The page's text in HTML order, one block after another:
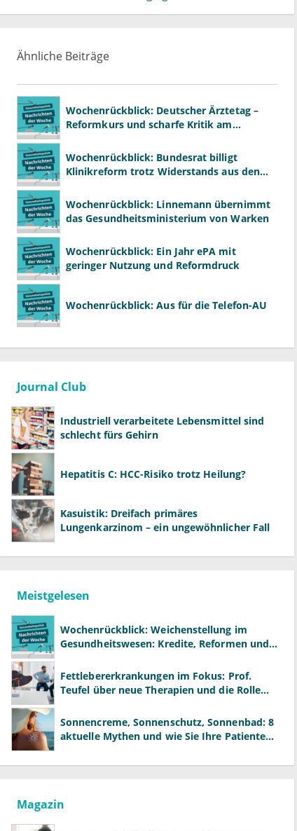
Ähnliche Beiträge
Wochenrückblick: Deutscher Ärztetag –
Reformkurs und scharfe Kritik am
Wochenrückblick: Bundesrat billigt
Klinikreform trotz Widerstands aus den
Wochenrückblick: Linnemann übernimmt
das Gesundheitsministerium von Warken
Wochenrückblick: Ein Jahr ePA mit
geringer Nutzung und Reformdruck
Wochenrückblick: Aus für die Telefon-AU
Journal Club
Industriell verarbeitete Lebensmittel sind
schlecht fürs Gehirn
Hepatitis C: HCC-Risiko trotz Heilung?
Kasuistik: Dreifach primäres
Lungenkarzinom – ein ungewöhnlicher Fall
Meistgelesen
Wochenrückblick: Weichenstellung im
Gesundheitswesen: Kredite, Reformen und
Fettlebererkrankungen im Fokus: Prof.
Teufel über neue Therapien und die Rolle
Sonnencreme, Sonnenschutz, Sonnenbad: 8
aktuelle Mythen und wie Sie Ihre Patienten
Magazin